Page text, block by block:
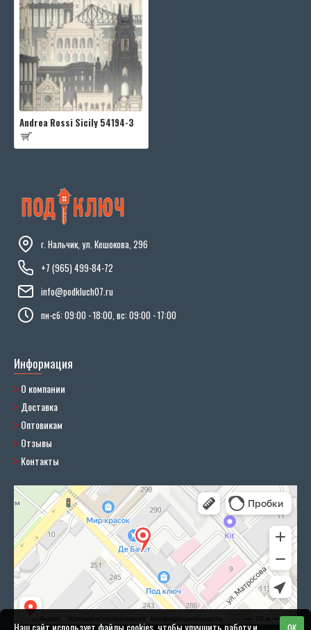
Andrea Rossi Sicily 54194-3
г. Нальчик, ул. Кешокова, 296
+7 (965) 499-84-72
info@podkluch07.ru
пн-сб: 09:00 - 18:00, вс: 09:00 - 17:00
Информация
О компании
Доставка
Оптовикам
Отзывы
Контакты
Наш сайт использует файлы cookies, чтобы улучшить работу и